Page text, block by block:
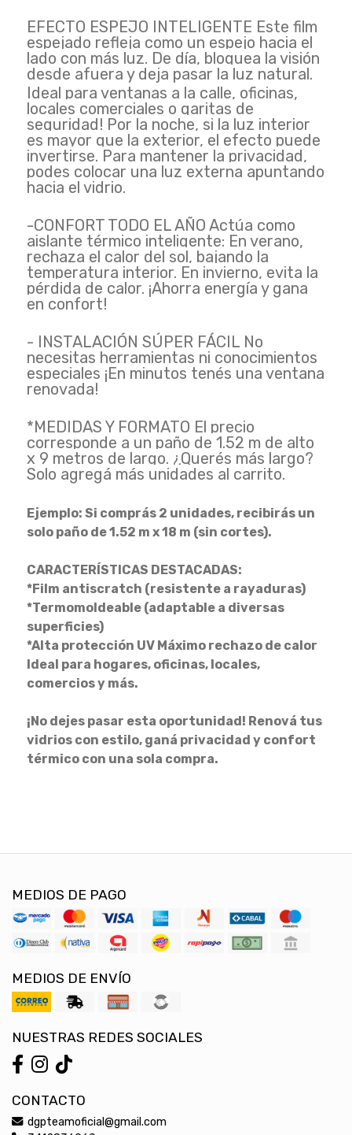
EFECTO ESPEJO INTELIGENTE Este film
espejado refleja como un espejo hacia el
lado con más luz. De día, bloquea la visión
desde afuera y deja pasar la luz natural.
Ideal para ventanas a la calle, oficinas,
locales comerciales o garitas de
seguridad! Por la noche, si la luz interior
es mayor que la exterior, el efecto puede
invertirse. Para mantener la privacidad,
podes colocar una luz externa apuntando
hacia el vidrio.
-CONFORT TODO EL AÑO Actúa como
aislante térmico inteligente: En verano,
rechaza el calor del sol, bajando la
temperatura interior. En invierno, evita la
pérdida de calor. ¡Ahorra energía y gana
en confort!
- INSTALACIÓN SÚPER FÁCIL No
necesitas herramientas ni conocimientos
especiales ¡En minutos tenés una ventana
renovada!
*MEDIDAS Y FORMATO El precio
corresponde a un paño de 1.52 m de alto
x 9 metros de largo. ¿Querés más largo?
Solo agregá más unidades al carrito.
Ejemplo: Si comprás 2 unidades, recibirás un
solo paño de 1.52 m x 18 m (sin cortes).
CARACTERÍSTICAS DESTACADAS:
*Film antiscratch (resistente a rayaduras)
*Termomoldeable (adaptable a diversas
superficies)
*Alta protección UV Máximo rechazo de calor
Ideal para hogares, oficinas, locales,
comercios y más.
¡No dejes pasar esta oportunidad! Renová tus
vidrios con estilo, ganá privacidad y confort
térmico con una sola compra.
MEDIOS DE PAGO
MEDIOS DE ENVÍO
NUESTRAS REDES SOCIALES
CONTACTO
dgpteamoficial@gmail.com